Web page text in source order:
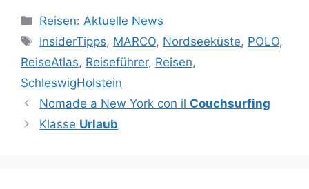
Kategorien
Reisen: Aktuelle News
Schlagwörter
InsiderTipps, MARCO, Nordseeküste, POLO,
ReiseAtlas, Reiseführer, Reisen,
SchleswigHolstein
Nomade a New York con il Couchsurfing
Klasse Urlaub